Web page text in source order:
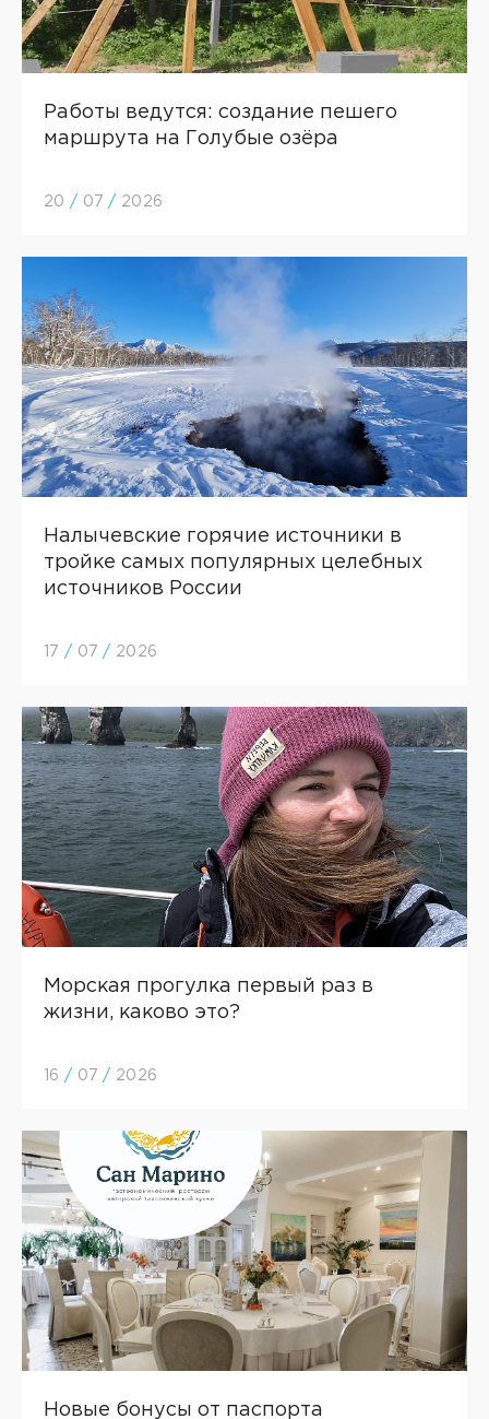
Работы ведутся: создание пешего
маршрута на Голубые озёра
20 / 07 / 2026
Налычевские горячие источники в
тройке самых популярных целебных
источников России
17 / 07 / 2026
Морская прогулка первый раз в
жизни, каково это?
16 / 07 / 2026
Новые бонусы от паспорта